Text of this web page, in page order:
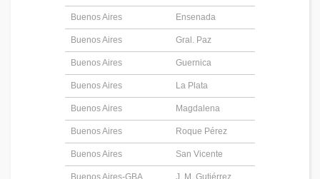
Buenos Aires Ensenada
Buenos Aires Gral. Paz
Buenos Aires Guernica
Buenos Aires La Plata
Buenos Aires Magdalena
Buenos Aires Roque Pérez
Buenos Aires San Vicente
Buenos Aires-GBA J. M. Gutiérrez